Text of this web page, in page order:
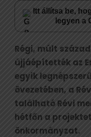
Itt állítsa be,
legyen a
Régi, múlt
újjáépítették az
egyik
övezetében, a
található Révi
hétfőn a
önkormányzat.